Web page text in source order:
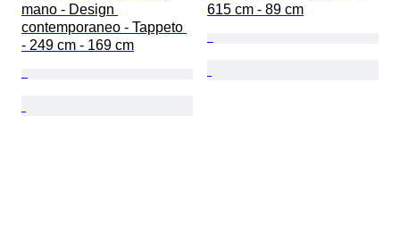
mano - Design
contemporaneo - Tappeto
- 249 cm - 169 cm
615 cm - 89 cm